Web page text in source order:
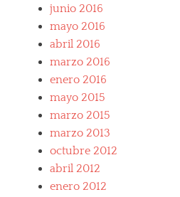
junio 2016
mayo 2016
abril 2016
marzo 2016
enero 2016
mayo 2015
marzo 2015
marzo 2013
octubre 2012
abril 2012
enero 2012